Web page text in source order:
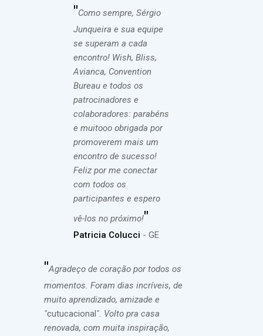
"Como sempre, Sérgio
Junqueira e sua equipe
se superam a cada
encontro! Wish, Bliss,
Avianca, Convention
Bureau e todos os
patrocinadores e
colaboradores: parabéns
e muitooo obrigada por
promoverem mais um
encontro de sucesso!
Feliz por me conectar
com todos os
participantes e espero
vê-los no próximo!"
Patricia Colucci - GE
"Agradeço de coração por todos os
momentos. Foram dias incríveis, de
muito aprendizado, amizade e
"cutucacional". Volto pra casa
renovada, com muita inspiração,